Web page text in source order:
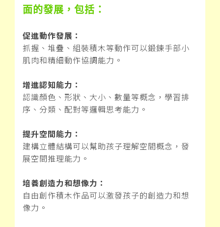
面的發展，包括：
促進動作發展：
抓握、堆疊、組裝積木等動作可以鍛鍊手部小
肌肉和精細動作協調能力。
增進認知能力：
認識顏色、形狀、大小、數量等概念，學習排
序、分類、配對等邏輯思考能力。
提升空間能力：
建構立體結構可以幫助孩子理解空間概念，發
展空間推理能力。
培養創造力和想像力：
自由創作積木作品可以激發孩子的創造力和想
像力。